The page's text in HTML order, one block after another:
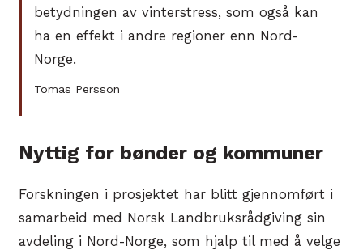
betydningen av vinterstress, som også kan
ha en effekt i andre regioner enn Nord-
Norge.
Tomas Persson
Nyttig for bønder og kommuner
Forskningen i prosjektet har blitt gjennomført i
samarbeid med Norsk Landbruksrådgiving sin
avdeling i Nord-Norge, som hjalp til med å velge